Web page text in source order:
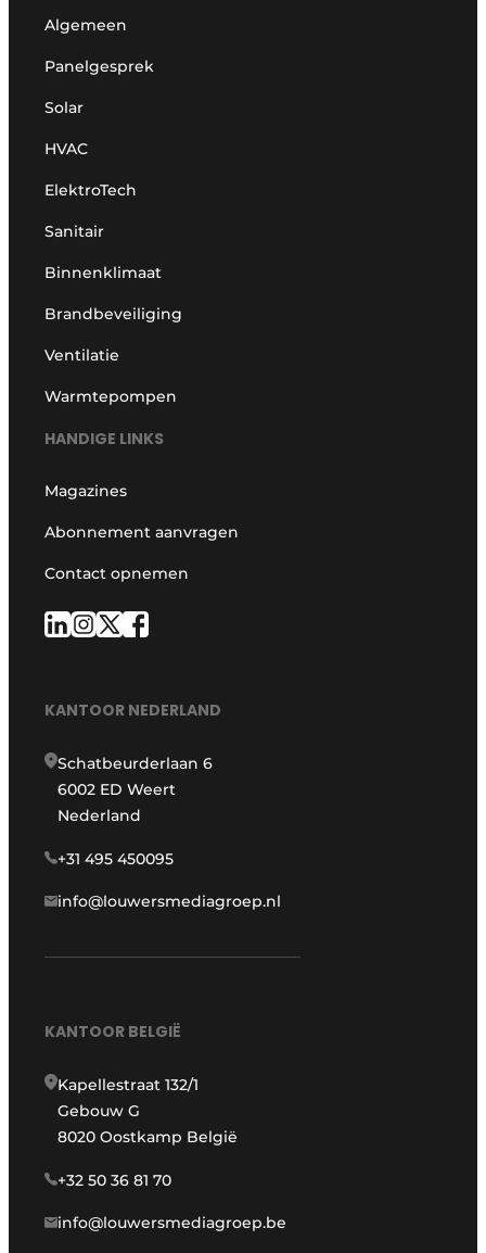
Algemeen
Panelgesprek
Solar
HVAC
ElektroTech
Sanitair
Binnenklimaat
Brandbeveiliging
Ventilatie
Warmtepompen
HANDIGE LINKS
Magazines
Abonnement aanvragen
Contact opnemen
KANTOOR NEDERLAND
Schatbeurderlaan 6
6002 ED Weert
Nederland
+31 495 450095
info@louwersmediagroep.nl
KANTOOR BELGIË
Kapellestraat 132/1
Gebouw G
8020 Oostkamp België
+32 50 36 81 70
info@louwersmediagroep.be